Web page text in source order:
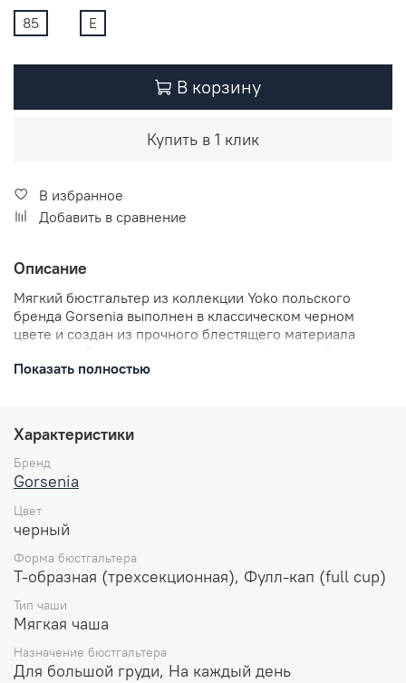
85 E
В корзину
Купить в 1 клик
В избранное
Добавить в сравнение
Описание
Мягкий бюстгальтер из коллекции Yoko польского
бренда Gorsenia выполнен в классическом черном
цвете и создан из прочного блестящего материала
оригинальным «полосатым» узором, добавляющим
центру, придавая фигуре выразительность и
женственность. Этот вариант прекрасно подойдет для
женщин с грудью среднего, большого и очень большого
размера. Идеален как для повседневной носки, так и
Особенности:
Мягкая чаша.
На боковых косточках.
Поднимает грудь, отлично поддерживает и
собирает к центру.
Металлические кольца и регуляторы золотистого
цвета (не содержат никеля).
Идеально подходит для женщин со средней,
Показать полностью
Характеристики
Бренд
Gorsenia
Цвет
черный
Форма бюстгальтера
Т-образная (трехсекционная), Фулл-кап (full cup)
Тип чаши
Мягкая чаша
Назначение бюстгальтера
Для большой груди, На каждый день